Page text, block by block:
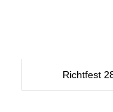
Richtfest